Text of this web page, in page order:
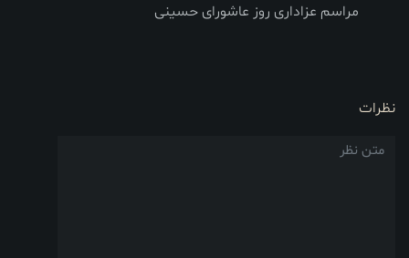
مراسم عزاداری روز عاشورای حسینی
نظرات